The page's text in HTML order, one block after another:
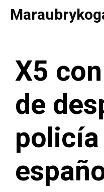
Saltar
X5
de
policía